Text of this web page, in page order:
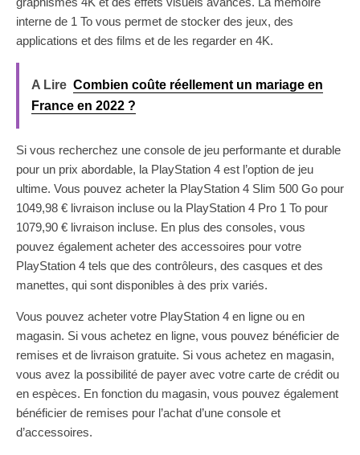
interne de 1 To vous permet de stocker des jeux, des
applications et des films et de les regarder en 4K.
A Lire Combien coûte réellement un mariage en
France en 2022 ?
Si vous recherchez une console de jeu performante et durable
pour un prix abordable, la PlayStation 4 est l’option de jeu
ultime. Vous pouvez acheter la PlayStation 4 Slim 500 Go pour
1049,98 € livraison incluse ou la PlayStation 4 Pro 1 To pour
1079,90 € livraison incluse. En plus des consoles, vous
pouvez également acheter des accessoires pour votre
PlayStation 4 tels que des contrôleurs, des casques et des
manettes, qui sont disponibles à des prix variés.
Vous pouvez acheter votre PlayStation 4 en ligne ou en
magasin. Si vous achetez en ligne, vous pouvez bénéficier de
remises et de livraison gratuite. Si vous achetez en magasin,
vous avez la possibilité de payer avec votre carte de crédit ou
en espèces. En fonction du magasin, vous pouvez également
bénéficier de remises pour l’achat d’une console et
d’accessoires.